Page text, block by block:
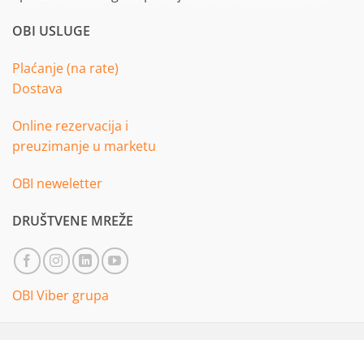
OBI USLUGE
Plaćanje (na rate)
Dostava
Online rezervacija i
preuzimanje u marketu
OBI neweletter
DRUŠTVENE MREŽE
OBI Viber grupa